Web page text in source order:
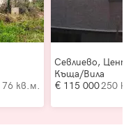
76 кв.м.
Севлиево,
Къща/Вила
115 000250